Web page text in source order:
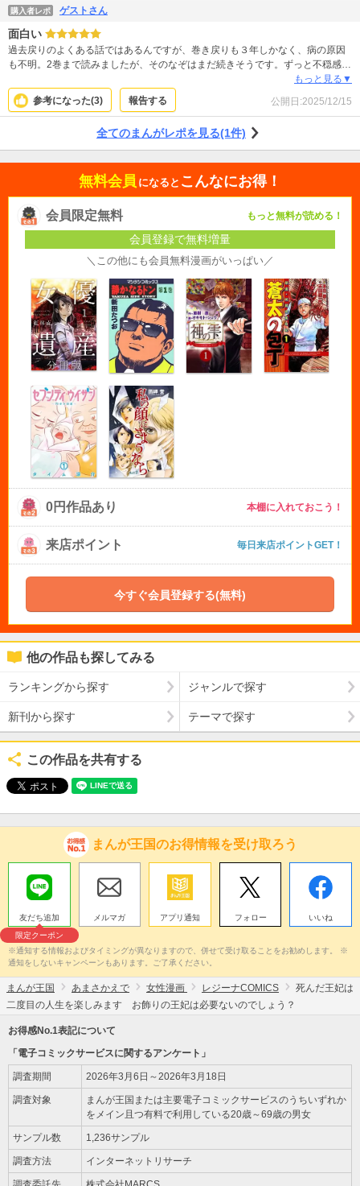
購入者レポ ゲストさん
面白い
過去戻りのよくある話ではあるんですが、巻き戻りも３年しかなく、病の原因
も不明。2巻まで読みましたが、そのなぞはまだ続きそうです。ずっと不穏感が
消えず緊張感が続く話なんですが、そんななかでも、主人公と皇帝との心の交
流が優しくて、主人公の強さや純粋さがジワジワ広がる感じが、なんとも心温
まる話です♪先が楽しみです！
もっと見る▼
参考になった(3) 報告する 公開日:2025/12/15
全てのまんがレポを見る(1件)
無料会員 になると こんなにお得！
会員限定無料 もっと無料が読める！
会員登録で無料増量
＼この他にも会員無料漫画がいっぱい／
0円作品あり 本棚に入れておこう！
来店ポイント 毎日来店ポイントGET！
今すぐ会員登録する(無料)
他の作品も探してみる
ランキングから探す ジャンルで探す
新刊から探す テーマで探す
この作品を共有する
まんが王国のお得情報を受け取ろう
友だち追加
限定クーポン
メルマガ アプリ通知 フォロー いいね
※通知する情報およびタイミングが異なりますので、併せて受け取ることをお勧めします。 ※
通知をしないキャンペーンもあります。ご了承ください。
まんが王国 あまさかえで 女性漫画 レジーナCOMICS
死んだ王妃は
二度目の人生を楽しみます お飾りの王妃は必要ないのでしょう？
お得感No.1表記について
「電子コミックサービスに関するアンケート」
調査期間 2026年3月6日～2026年3月18日
調査対象
まんが王国または主要電子コミックサービスのうちいずれか
をメイン且つ有料で利用している20歳～69歳の男女
サンプル数 1,236サンプル
調査方法 インターネットリサーチ